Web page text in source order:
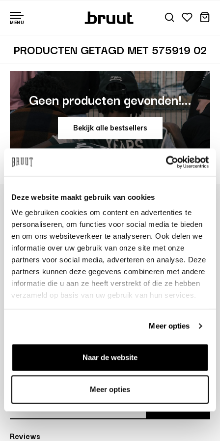
Deze website maakt gebruik van cookies
We gebruiken cookies om content en advertenties te
personaliseren, om functies voor social media te bieden
en om ons websiteverkeer te analyseren. Ook delen we
informatie over uw gebruik van onze site met onze
partners voor social media, adverteren en analyse. Deze
partners kunnen deze gegevens combineren met andere
informatie die u aan ze heeft verstrekt of die ze hebben
verzameld op basis van uw gebruik van hun services.
Meer opties
Naar de website
Meer opties
MENU
PRODUCTEN GETAGD MET 575919 02
Geen producten gevonden!...
Bekijk alle bestsellers
+31 23 205 2006
info@bruut.nl
Contact Formulier
Open tot 18:00
OPENINGSTIJDEN
Over ons
Reviews